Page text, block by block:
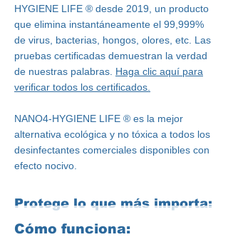
HYGIENE LIFE ® desde 2019, un producto
que elimina instantáneamente el 99,999%
de virus, bacterias, hongos, olores, etc. Las
pruebas certificadas demuestran la verdad
de nuestras palabras. Haga clic aquí para
verificar todos los certificados.
NANO4-HYGIENE LIFE ® es la mejor
alternativa ecológica y no tóxica a todos los
desinfectantes comerciales disponibles con
efecto nocivo.
Protege lo que más importa:
Cómo funciona: